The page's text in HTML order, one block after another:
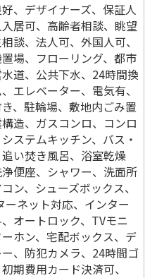
、デザイナーズ、保証人
居可、高齢者相談、眺望
談、法人可、外国人可、
場、フローリング、都市
道、公共下水、24時間換
エレベーター、電気有、
、駐輪場、敷地内ごみ置
造、ガスコンロ、コンロ
ステムキッチン、バス・
追い焚き風呂、浴室乾燥
便座、シャワー、洗面所
ン、シューズボックス、
ーネット対応、インター
オートロック、TVモニ
ホン、宅配ボックス、デ
、防犯カメラ、24時間ゴ
期費用カード決済可、